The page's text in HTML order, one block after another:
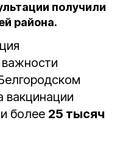
получили
района.
вакцинации
более 25 тысяч